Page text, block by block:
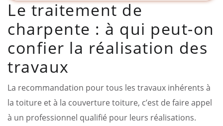
Le traitement de
charpente : à qui peut-on
confier la réalisation des
travaux
La recommandation pour tous les travaux inhérents à
la toiture et à la couverture toiture, c’est de faire appel
à un professionnel qualifié pour leurs réalisations.